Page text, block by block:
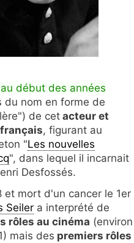
début des années
du nom en forme de
de cetacteur et
, figurant au
"Les nouvelles
", dans lequel il incarnait
Desfossés.
et mort d'un cancer le 1er
Seiler a interprété de
rôles au cinéma (environ
mais des premiers rôles